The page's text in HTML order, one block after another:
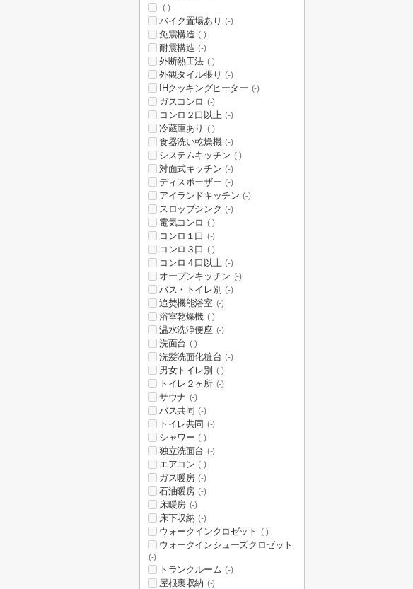
(-)
バイク置場あり (-)
免震構造 (-)
耐震構造 (-)
外断熱工法 (-)
外観タイル張り (-)
IHクッキングヒーター (-)
ガスコンロ (-)
コンロ２口以上 (-)
冷蔵庫あり (-)
食器洗い乾燥機 (-)
システムキッチン (-)
対面式キッチン (-)
ディスポーザー (-)
アイランドキッチン (-)
スロップシンク (-)
電気コンロ (-)
コンロ１口 (-)
コンロ３口 (-)
コンロ４口以上 (-)
オープンキッチン (-)
バス・トイレ別 (-)
追焚機能浴室 (-)
浴室乾燥機 (-)
温水洗浄便座 (-)
洗面台 (-)
洗髪洗面化粧台 (-)
男女トイレ別 (-)
トイレ２ヶ所 (-)
サウナ (-)
バス共同 (-)
トイレ共同 (-)
シャワー (-)
独立洗面台 (-)
エアコン (-)
ガス暖房 (-)
石油暖房 (-)
床暖房 (-)
床下収納 (-)
ウォークインクロゼット (-)
ウォークインシューズクロゼット
(-)
トランクルーム (-)
屋根裏収納 (-)